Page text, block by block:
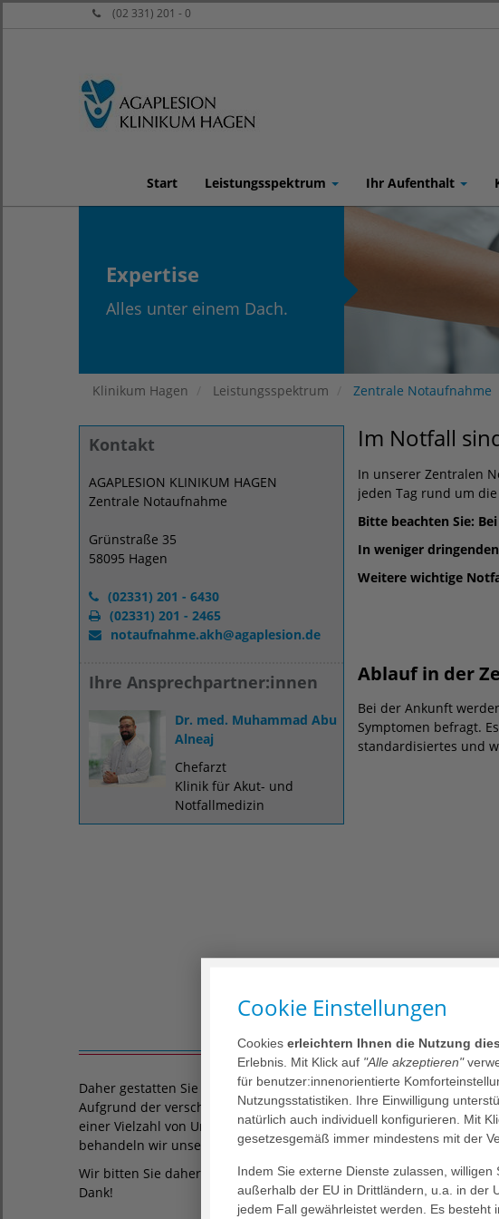
(02 331) 201 - 0
Start Leistungsspektrum Ihr Aufenthalt
Expertise
Alles unter einem Dach.
Klinikum Hagen Leistungsspektrum Zentrale Notaufnahme
Kontakt
AGAPLESION KLINIKUM HAGEN
Zentrale Notaufnahme
Grünstraße 35
58095 Hagen
(02331) 201 - 6430
(02331) 201 - 2465
notaufnahme.akh@agaplesion.de
Ihre Ansprechpartner:innen
Dr. med. Muhammad Abu
Alneaj
Chefarzt
Klinik für Akut- und
Notfallmedizin
Im Notfall
In unserer Zentralen
jeden Tag rund um
Bitte beachten Sie:
In weniger
Weitere wichtige
Ablauf in der
Bei der Ankunft
Symptomen befragt.
standardisiertes und
Daher gestatten Sie uns einen Hinweis zu den Wartezeiten in
Aufgrund der verschiedensten Krankheitsbilder in einer
einer Vielzahl von Untersuchungsabläufen zu tun. Hierdurch
behandeln wir unsere Patient:innen in der Zentralen Notaufnahme
Wir bitten Sie daher um Verständnis, wenn Sie dadurch nicht
Dank!
Cookie Einstellungen
Cookies erleichtern Ihnen die Nutzung
Erlebnis. Mit Klick auf "Alle akzeptieren"
für benutzer:innenorientierte
Nutzungsstatistiken. Ihre Einwilligung
natürlich auch individuell konfigurieren. Mit
gesetzesgemäß immer mindestens mit der
Indem Sie externe Dienste zulassen,
außerhalb der EU in Drittländern, u.a. in der
jedem Fall gewährleistet werden. Es